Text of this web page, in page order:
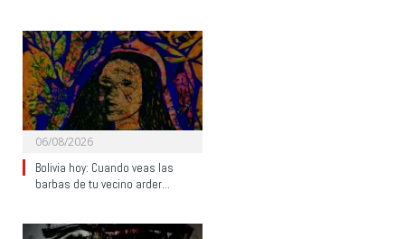
06/08/2026
Bolivia hoy: Cuando veas las
barbas de tu vecino arder…